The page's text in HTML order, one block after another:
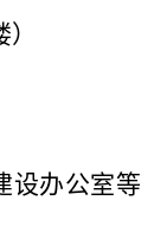
设办公室等